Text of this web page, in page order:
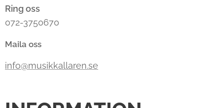
Ring oss
072-3750670
Maila oss
info@musikkallaren.se